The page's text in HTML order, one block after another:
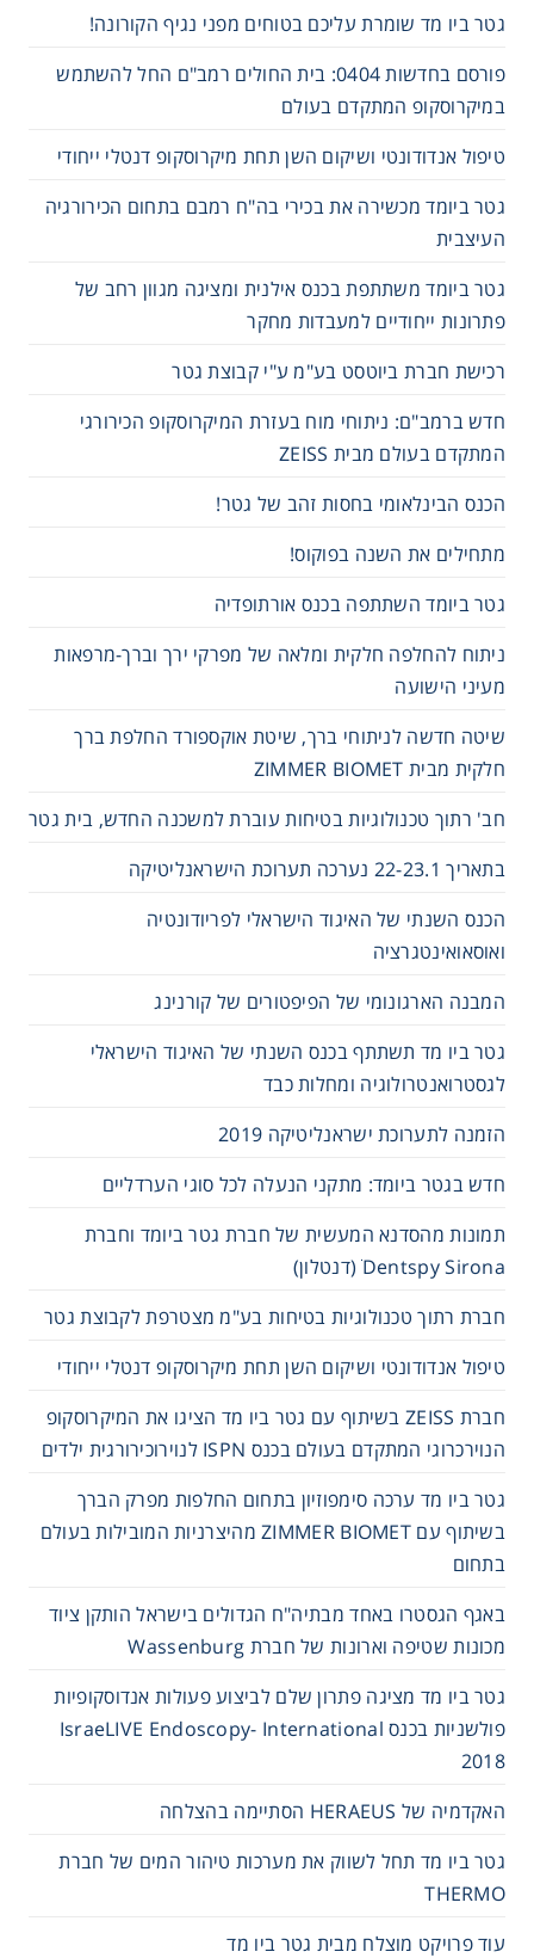
גטר ביו מד שומרת עליכם בטוחים מפני נגיף הקורונה!
פורסם בחדשות 0404: בית החולים רמב"ם החל להשתמש
במיקרוסקופ המתקדם בעולם
טיפול אנדודונטי ושיקום השן תחת מיקרוסקופ דנטלי ייחודי
גטר ביומד מכשירה את בכירי בה"ח רמבם בתחום הכירורגיה
העיצבית
גטר ביומד משתתפת בכנס אילנית ומציגה מגוון רחב של
פתרונות ייחודיים למעבדות מחקר
רכישת חברת ביוטסט בע"מ ע"י קבוצת גטר
חדש ברמב"ם: ניתוחי מוח בעזרת המיקרוסקופ הכירורגי
המתקדם בעולם מבית ZEISS
הכנס הבינלאומי בחסות זהב של גטר!
מתחילים את השנה בפוקוס!
גטר ביומד השתתפה בכנס אורתופדיה
ניתוח להחלפה חלקית ומלאה של מפרקי ירך וברך-מרפאות
מעיני הישועה
שיטה חדשה לניתוחי ברך, שיטת אוקספורד החלפת ברך
חלקית מבית ZIMMER BIOMET
חב' רתוך טכנולוגיות בטיחות עוברת למשכנה החדש, בית גטר
בתאריך 22-23.1 נערכה תערוכת הישראנליטיקה
הכנס השנתי של האיגוד הישראלי לפריודונטיה
ואוסאואינטגרציה
המבנה הארגונומי של הפיפטורים של קורנינג
גטר ביו מד תשתתף בכנס השנתי של האיגוד הישראלי
לגסטרואנטרולוגיה ומחלות כבד
הזמנה לתערוכת ישראנליטיקה 2019
חדש בגטר ביומד: מתקני הנעלה לכל סוגי הערדליים
תמונות מהסדנא המעשית של חברת גטר ביומד וחברת
Dentspy Sirona ׁ(דנטלון)
חברת רתוך טכנולוגיות בטיחות בע"מ מצטרפת לקבוצת גטר
טיפול אנדודונטי ושיקום השן תחת מיקרוסקופ דנטלי ייחודי
חברת ZEISS בשיתוף עם גטר ביו מד הציגו את המיקרוסקופ
הנוירכרוגי המתקדם בעולם בכנס ISPN לנוירוכירורגית ילדים
גטר ביו מד ערכה סימפוזיון בתחום החלפות מפרק הברך
בשיתוף עם ZIMMER BIOMET מהיצרניות המובילות בעולם
בתחום
באגף הגסטרו באחד מבתיה"ח הגדולים בישראל הותקן ציוד
מכונות שטיפה וארונות של חברת Wassenburg
גטר ביו מד מציגה פתרון שלם לביצוע פעולות אנדוסקופיות
פולשניות בכנס IsraeLIVE Endoscopy- International
2018
האקדמיה של HERAEUS הסתיימה בהצלחה
גטר ביו מד תחל לשווק את מערכות טיהור המים של חברת
THERMO
עוד פרויקט מוצלח מבית גטר ביו מד